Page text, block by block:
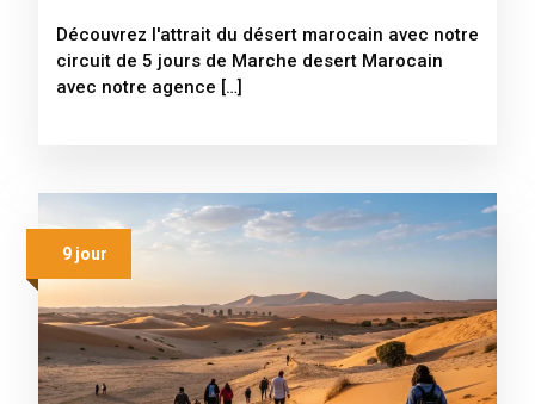
Découvrez l'attrait du désert marocain avec notre
circuit de 5 jours de Marche desert Marocain
avec notre agence […]
9 jour